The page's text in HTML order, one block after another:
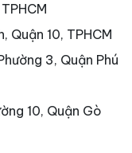
Quận 10, TPHCM
3, Quận Phú
10, Quận Gò